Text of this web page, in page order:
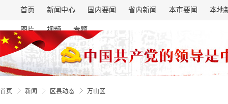
首页 新闻中心 国内要闻 省内新闻 本市要闻 本地
图片 视频 专题
首页 新闻 区县动态 万山区